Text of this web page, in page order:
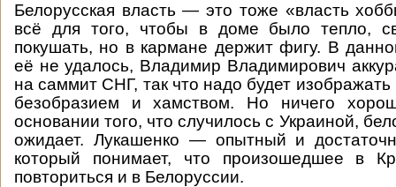
Белорусская власть — это тоже «власть
всё для того, чтобы в доме было тепло,
покушать, но в кармане держит фигу. В
её не удалось, Владимир Владимирович
на саммит СНГ, так что надо будет
безобразием и хамством. Но ничего
основании того, что случилось с Украиной,
ожидает. Лукашенко — опытный и
который понимает, что произошедшее в
повториться и в Белоруссии.